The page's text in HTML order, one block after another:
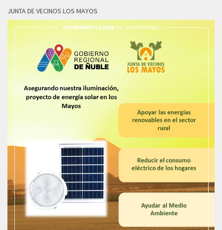
JUNTA DE VECINOS LOS MAYOS